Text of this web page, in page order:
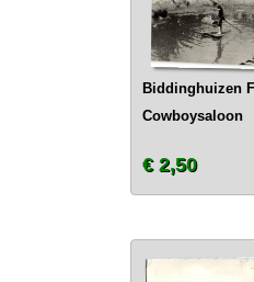
Biddinghuizen
Cowboysaloon
€ 2,50